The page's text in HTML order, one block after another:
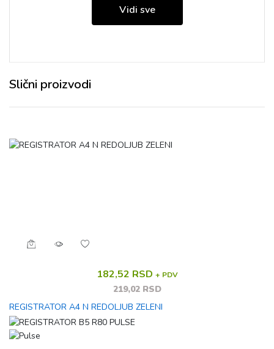
Vidi sve
Slični proizvodi
182,52 RSD + PDV
219,02 RSD
REGISTRATOR A4 N REDOLJUB ZELENI